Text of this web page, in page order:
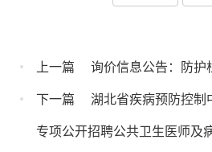
上一篇
询价信息公告：防护
下一篇
湖北省疾病预防控
专项公开招聘公共卫生医师及